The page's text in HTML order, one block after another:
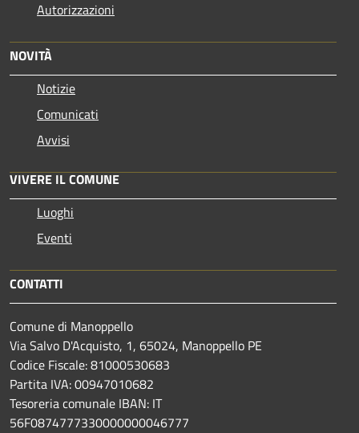
Autorizzazioni
NOVITÀ
Notizie
Comunicati
Avvisi
VIVERE IL COMUNE
Luoghi
Eventi
CONTATTI
Comune di Manoppello
Via Salvo D'Acquisto, 1, 65024, Manoppello PE
Codice Fiscale: 81000530683
Partita IVA: 00947010682
Tesoreria comunale IBAN: IT
56F0874777330000000046777